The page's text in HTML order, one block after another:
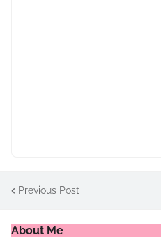
Previous Post
About Me